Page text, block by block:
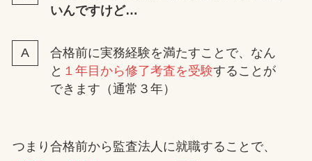
いんですけど…
合格前に実務経験を満たすことで、なん
と １年目から修了考査を受験することが
できます（通常３年）
つまり合格前から監査法人に就職することで、